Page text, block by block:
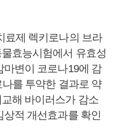
료제 렉키로나의 브라
효능시험에서 유효성
마변이 코로나19에 감
를 투약한 결과로 약
해 바이러스가 감소
적 개선효과를 확인